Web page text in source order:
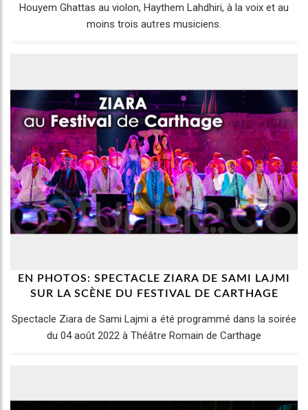
Houyem Ghattas au violon, Haythem Lahdhiri, à la voix et au
moins trois autres musiciens.
EN PHOTOS: SPECTACLE ZIARA DE SAMI LAJMI
SUR LA SCÈNE DU FESTIVAL DE CARTHAGE
Spectacle Ziara de Sami Lajmi a été programmé dans la soirée
du 04 août 2022 à Théâtre Romain de Carthage